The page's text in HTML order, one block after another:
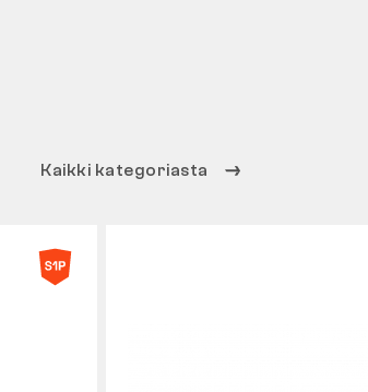
Kaikki kategoriasta